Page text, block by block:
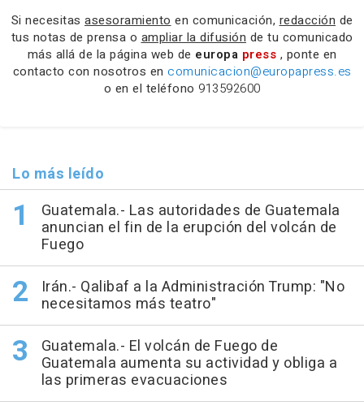
Si necesitas asesoramiento en comunicación, redacción de
tus notas de prensa o ampliar la difusión de tu comunicado
más allá de la página web de europa press , ponte en
contacto con nosotros en comunicacion@europapress.es
o en el teléfono 913592600
Lo más leído
Guatemala.- Las autoridades de Guatemala
anuncian el fin de la erupción del volcán de
Fuego
Irán.- Qalibaf a la Administración Trump: "No
necesitamos más teatro"
Guatemala.- El volcán de Fuego de
Guatemala aumenta su actividad y obliga a
las primeras evacuaciones